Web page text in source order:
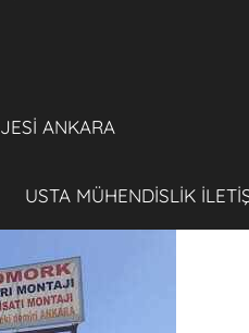
ANKARA
USTA MÜHENDİSLİK